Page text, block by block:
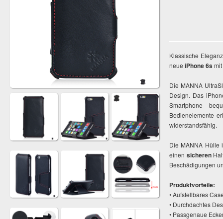
Klassische
neue iPhone 6s
Die MANNA
Design. Das
Smartphone
Bedienelemente
widerstandsfähig.
Die MANNA Hülle
einen sicheren
Beschädigungen
Produktvorteile:
• Aufstellbares
• Durchdachtes
• Passgenaue